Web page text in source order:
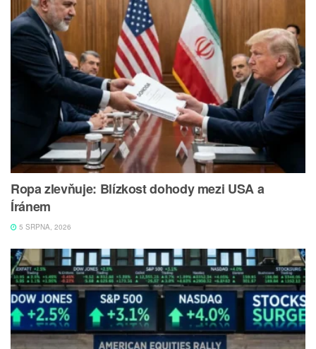
Ropa zlevňuje: Blízkost dohody mezi USA a
Íránem
5 SRPNA, 2026